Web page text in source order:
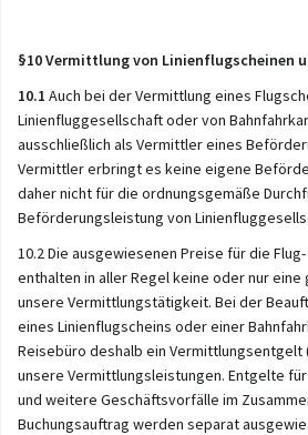
§10 Vermittlung von Linienflugscheinen
10.1 Auch bei der Vermittlung eines
Linienfluggesellschaft oder von
ausschließlich als Vermittler eines
Vermittler erbringt es keine eigene
daher nicht für die ordnungsgemäße
Beförderungsleistung von
10.2 Die ausgewiesenen Preise für die
enthalten in aller Regel keine oder nur
unsere Vermittlungstätigkeit. Bei der
eines Linienflugscheins oder einer
Reisebüro deshalb ein
unsere Vermittlungsleistungen. Entgelte
und weitere Geschäftsvorfälle im
Buchungsauftrag werden separat